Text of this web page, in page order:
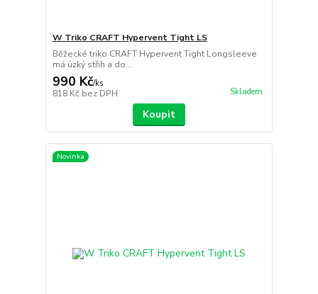
W Triko CRAFT Hypervent Tight LS
Běžecké triko CRAFT Hypervent Tight Longsleeve
má úzký střih a do...
990 Kč/ks
818 Kč bez DPH Skladem
Koupit
Novinka